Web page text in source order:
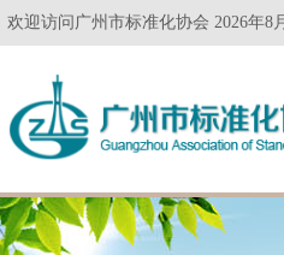
欢迎访问广州市标准化协会 2026年8